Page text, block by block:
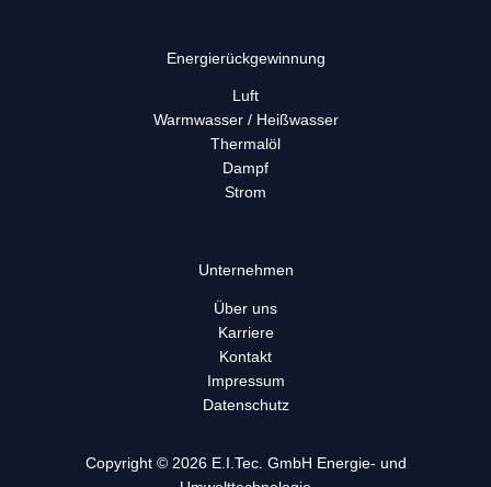
Energie­rück­gewinnung
Luft
Warmwasser / Heißwasser
Thermalöl
Dampf
Strom
Unternehmen
Über uns
Karriere
Kontakt
Impressum
Datenschutz
Copyright © 2026 E.I.Tec. GmbH Energie- und